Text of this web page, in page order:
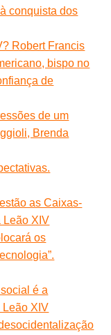
conquista dos
Robert Francis
bispo no
de
de um
Brenda
as Caixas-
Leão XIV
os
é a
Leão XIV